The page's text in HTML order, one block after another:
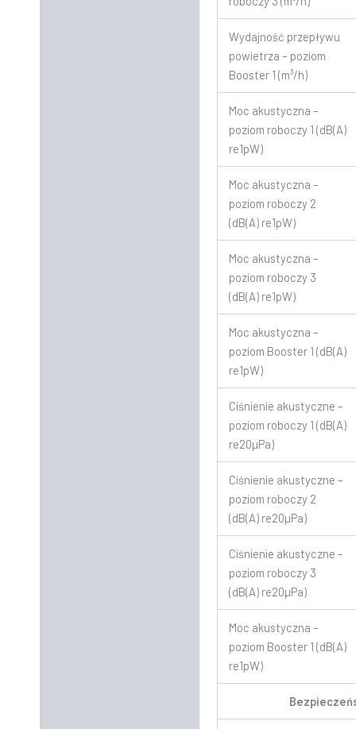
Wydajność przepływu
powietrza – poziom
Booster 1 (m³/h)
Moc akustyczna –
poziom roboczy 1 (dB(A)
re1pW)
Moc akustyczna –
poziom roboczy 2
(dB(A) re1pW)
Moc akustyczna –
poziom roboczy 3
(dB(A) re1pW)
Moc akustyczna –
poziom Booster 1 (dB(A)
re1pW)
Ciśnienie akustyczne –
poziom roboczy 1 (dB(A)
re20µPa)
Ciśnienie akustyczne –
poziom roboczy 2
(dB(A) re20µPa)
Ciśnienie akustyczne –
poziom roboczy 3
(dB(A) re20µPa)
Moc akustyczna –
poziom Booster 1 (dB(A)
re1pW)